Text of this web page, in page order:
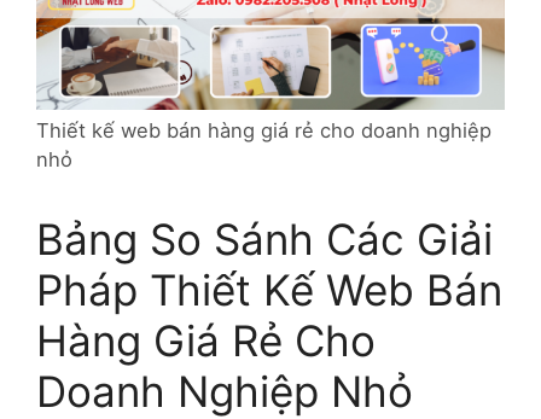
Thiết kế web bán hàng giá rẻ cho doanh nghiệp
nhỏ
Bảng So Sánh Các Giải
Pháp Thiết Kế Web Bán
Hàng Giá Rẻ Cho
Doanh Nghiệp Nhỏ